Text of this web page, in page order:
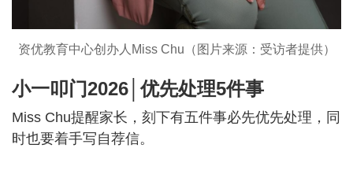
资优教育中心创办人Miss Chu（图片来源：受访者提供）
小一叩门2026│优先处理5件事
Miss Chu提醒家长，刻下有五件事必先优先处理，同
时也要着手写自荐信。